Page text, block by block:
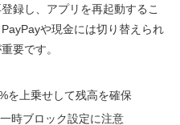
録し、アプリを再起動するこ
や現金には切り替えられ
要です。
を上乗せして残高を確保
時ブロック設定に注意